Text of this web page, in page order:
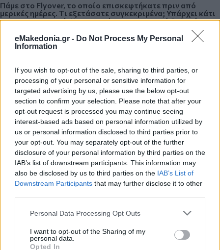
eMakedonia.gr - Do Not Process My Personal
Information
If you wish to opt-out of the sale, sharing to third parties, or
processing of your personal or sensitive information for
targeted advertising by us, please use the below opt-out
section to confirm your selection. Please note that after your
opt-out request is processed you may continue seeing
interest-based ads based on personal information utilized by
us or personal information disclosed to third parties prior to
your opt-out. You may separately opt-out of the further
disclosure of your personal information by third parties on the
IAB’s list of downstream participants. This information may
also be disclosed by us to third parties on the IAB’s List of
Downstream Participants that may further disclose it to other
Please note that this website/app uses one or more Google
not limited to your visit or usage behaviour. You may click to
grant or deny consent to Google and its third-party tags to
Personal Data Processing Opt Outs
I want to opt-out of the Sharing of my
personal data.
Opted In
Πάμε στο Flyover, το οποίο επισκεφτήκατε πριν από
μερικές ημέρες. Tι εξετάσατε συγκεκριμένα; Υπάρχει κάτι
που σας ανησυχεί; Και ποιο είναι με σημερινά δεδομένα το
τελικό χρονοδιάγραμμα για την ολοκλήρωση του έργου;
Πριν τις επόμενες εκλογές θα το έχουμε;
Το Flyover είναι λογικό να έχει δημιουργήσει κάποιες
ανατροπές σε τοπικές μετακινήσεις. Τα ζητήματα αυτά μου
μεταφέρονται και γίνεται προσπάθεια να θεραπεύσουμε τα
όποια προβλήματα. Σε ό,τι αφορά το έργο, εξακολουθούμε
να βρισκόμαστε πάντοτε εντός του οροσήμου του Μαΐου
του 2027. Μέχρι στιγμής, δεν υπάρχει κάποια ένδειξη ότι
απομακρυνόμαστε από αυτό το χρονοδιάγραμμα, ενώ δεν
φαίνεται επίσης εύκολο να επισπευσθεί σημαντικά η
ολοκλήρωσή του σε σχέση με την ημερομηνία που
προβλέπει η σύμβαση. Από εκεί και πέρα, το αν το έργο θα
έχει ολοκληρωθεί πριν από τις επόμενες εκλογές είναι κάτι
που εξαρτάται και από τον χρόνο διεξαγωγής τους, τον
οποίο θα αποφασίσει αποκλειστικά ο πρωθυπουργός και,
συνεπώς, δεν είμαι σε θέση να απαντήσω.
και την ανάπλαση της Έκθεσης. Η άποψή σας για την
πρόταση «η έκθεση να πάει δυτικά» ποια είναι; Μήπως και
η κυβέρνηση καθυστέρησε το
project